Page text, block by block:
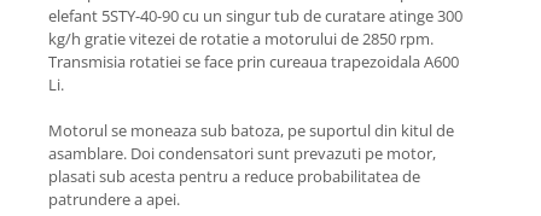
Pentru Casa si Camping
Aragaze, plite, piese butelii de
voiaj
Butelii
Gratare
Pirostrii si accesorii pentru gatit
elefant 5STY-40-90 cu un singur tub de curatare atinge 300
kg/h gratie vitezei de rotatie a motorului de 2850 rpm.
Transmisia rotatiei se face prin cureaua trapezoidala A600
Li.
Motorul se moneaza sub batoza, pe suportul din kitul de
asamblare. Doi condensatori sunt prevazuti pe motor,
plasati sub acesta pentru a reduce probabilitatea de
patrundere a apei.